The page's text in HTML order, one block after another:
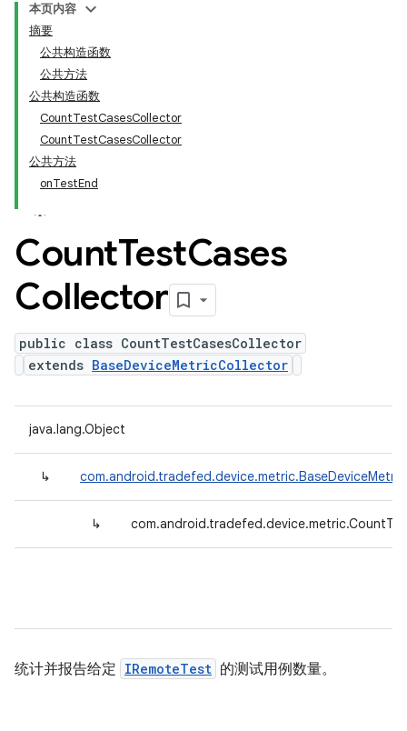
本页内容
摘要
公共构造函数
公共方法
公共构造函数
CountTestCasesCollector
CountTestCasesCollector
公共方法
onTestEnd
CountTestCases
Collector
public class CountTestCasesCollector
extends BaseDeviceMetricCollector
java.lang.Object
↳
↳
统计并报告给定 IRemoteTest 的测试用例数量。